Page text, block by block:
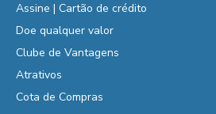
Assine | Cartão de crédito
Doe qualquer valor
Clube de Vantagens
Atrativos
Cota de Compras